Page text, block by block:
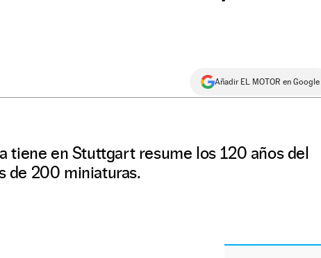
Añadir EL MOTOR en Google
tiene en Stuttgart resume los 120 años del
de 200 miniaturas.